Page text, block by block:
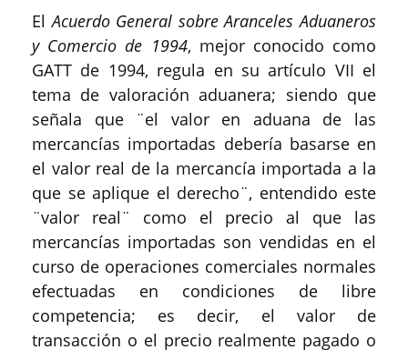
ElAcuerdo General sobre Aranceles Aduaneros
y Comercio de 1994, mejor conocido como
GATT de 1994, regula en su artículo VII el
tema de valoración aduanera; siendo que
señala que ¨el valor en aduana de las
mercancías importadas debería basarse en
el valor real de la mercancía importada a la
que se aplique el derecho¨, entendido este
¨valor real¨ como el precio al que las
mercancías importadas son vendidas en el
curso de operaciones comerciales normales
efectuadas en condiciones de libre
competencia; es decir, el valor de
transacción o el precio realmente pagado o